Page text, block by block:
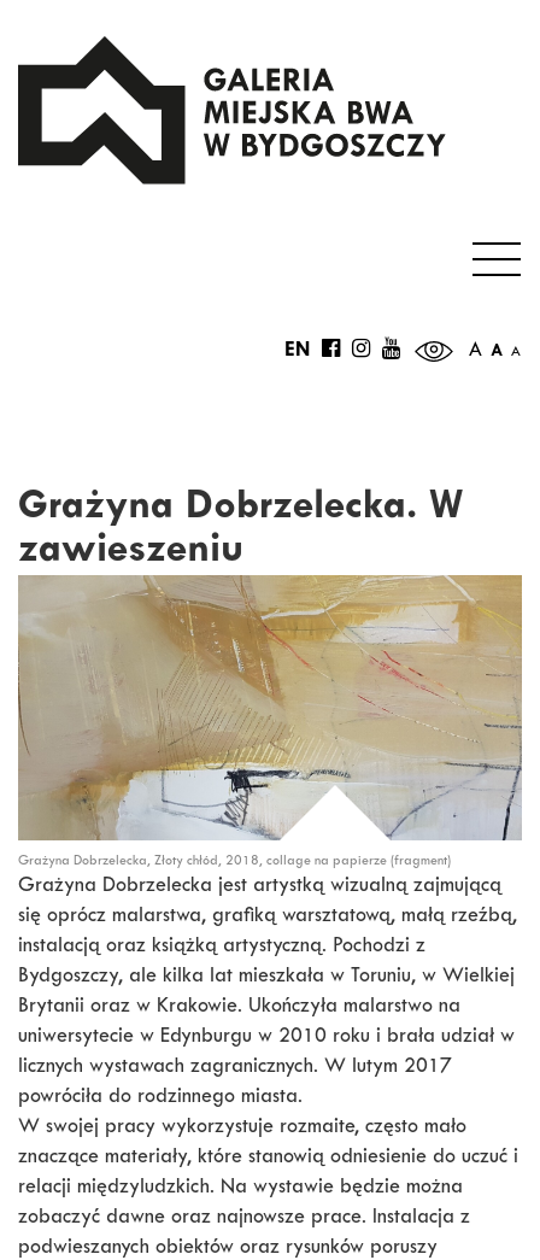
A A A
EN
Grażyna Dobrzelecka. W
zawieszeniu
Grażyna Dobrzelecka, Złoty chłód, 2018, collage na papierze (fragment)
Grażyna Dobrzelecka jest artystką wizualną zajmującą
się oprócz malarstwa, grafiką warsztatową, małą rzeźbą,
instalacją oraz książką artystyczną. Pochodzi z
Bydgoszczy, ale kilka lat mieszkała w Toruniu, w Wielkiej
Brytanii oraz w Krakowie. Ukończyła malarstwo na
uniwersytecie w Edynburgu w 2010 roku i brała udział w
licznych wystawach zagranicznych. W lutym 2017
powróciła do rodzinnego miasta.
W swojej pracy wykorzystuje rozmaite, często mało
znaczące materiały, które stanowią odniesienie do uczuć i
relacji międzyludzkich. Na wystawie będzie można
zobaczyć dawne oraz najnowsze prace. Instalacja z
podwieszanych obiektów oraz rysunków poruszy